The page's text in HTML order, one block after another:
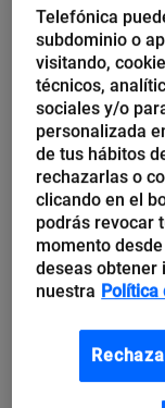
“No saco tiempo
poner”, “la que
“no vendo” son
Telefónica
subdominio o
visitando,
técnicos,
sociales y/o
personalizada
de tus hábitos
rechazarlas o
clicando en el
podrás revocar
momento
deseas obtener
nuestra Política